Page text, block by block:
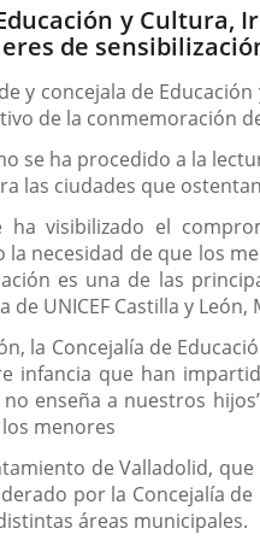
y Cultura,
de
y concejala de
de la conmemoración
se ha procedido a la
las ciudades que
ha visibilizado el
la necesidad de que los
es una de las
UNICEF Castilla y León,
la Concejalía de
infancia que han
no enseña a nuestros
menores
de Valladolid,
por la Concejalía
áreas municipales.